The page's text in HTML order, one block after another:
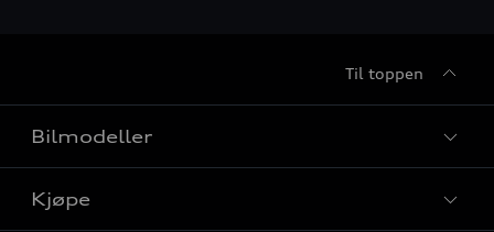
Til toppen
Bilmodeller
Finn din Audi
Kjøpe